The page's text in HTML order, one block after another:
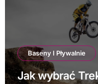
Baseny I Pływalnie
Jak wybrać